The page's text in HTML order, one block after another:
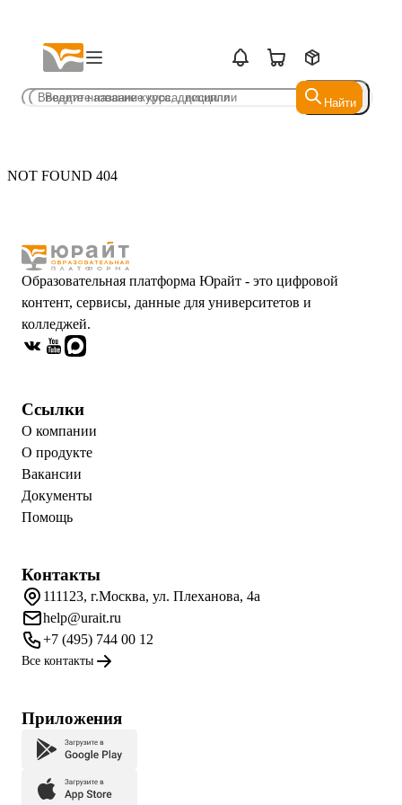
Найти
Найти
NOT FOUND 404
Образовательная платформа Юрайт - это цифровой
контент, сервисы, данные для университетов и
колледжей.
Ссылки
О компании
О продукте
Вакансии
Документы
Помощь
Контакты
111123, г.Москва, ул. Плеханова, 4а
help@urait.ru
+7 (495) 744 00 12
Все контакты
Приложения